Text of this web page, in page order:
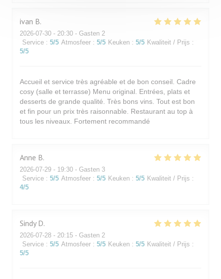
ivan B
2026-07-30 - 20:30 - Gasten 2
Service : 5/5 Atmosfeer : 5/5 Keuken : 5/5 Kwaliteit / Prijs :
5/5
Accueil et service très agréable et de bon conseil. Cadre
cosy (salle et terrasse) Menu original. Entrées, plats et
desserts de grande qualité. Très bons vins. Tout est bon
et fin pour un prix très raisonnable. Restaurant au top à
tous les niveaux. Fortement recommandé
Anne B
2026-07-29 - 19:30 - Gasten 3
Service : 5/5 Atmosfeer : 5/5 Keuken : 5/5 Kwaliteit / Prijs :
4/5
Sindy D
2026-07-28 - 20:15 - Gasten 2
Service : 5/5 Atmosfeer : 5/5 Keuken : 5/5 Kwaliteit / Prijs :
5/5